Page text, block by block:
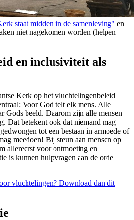
staat midden in de samenleving" en
niet nagekomen worden (helpen
en inclusiviteit als
Kerk op het vluchtelingenbeleid
Voor God telt elk mens. Alle
Gods beeld. Daarom zijn alle mensen
Dat betekent ook dat niemand mag
tot een bestaan in armoede of
meedoen! Bij steun aan mensen op
allereerst voor ontmoeting en
is kunnen hulpvragen aan de orde
vluchtelingen? Download dan dit